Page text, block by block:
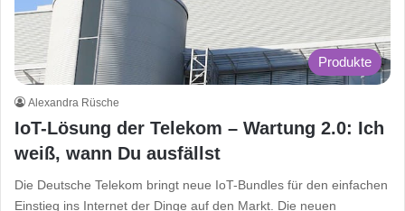
Produkte
Alexandra Rüsche
IoT-Lösung der Telekom – Wartung 2.0: Ich
weiß, wann Du ausfällst
Die Deutsche Telekom bringt neue IoT-Bundles für den einfachen
Einstieg ins Internet der Dinge auf den Markt. Die neuen